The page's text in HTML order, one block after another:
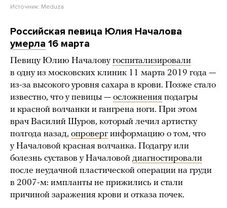
Источник: Meduza
Российская певица Юлия Началова
умерла 16 марта
Певицу Юлию Началовугоспитализировали
в одну из московских клиник 11 марта 2019 года —
из-за высокого уровня сахара в крови. Позже стало
известно, что у певицы — осложнения подагры
и красной волчанки и гангрена ноги. При этом
врач Василий Шуров, который лечил артистку
полгода назад, опровергинформацию о том, что
у Началовой красная волчанка. Подагру или
болезнь суставов у Началовой диагностировали
после неудачной пластической операции на груди
в 2007-м: импланты не прижились и стали
причиной заражения крови и отказа почек.